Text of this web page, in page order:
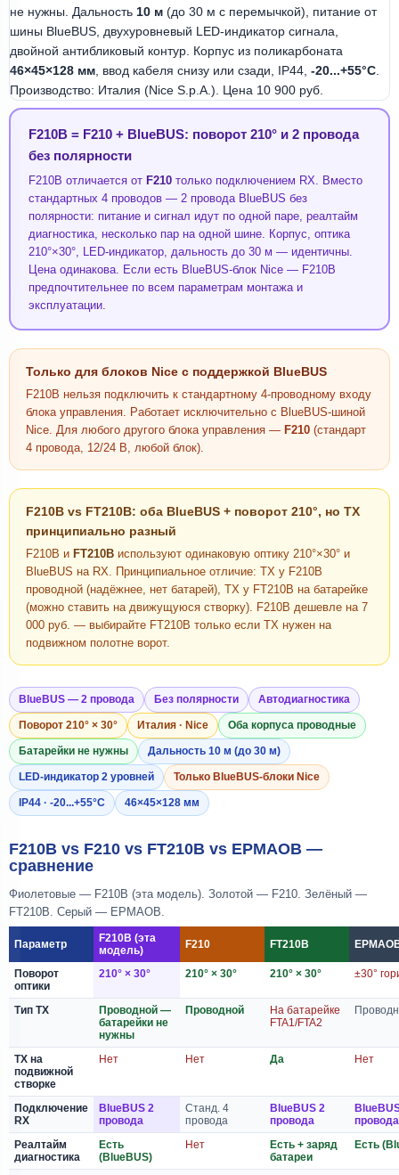
не нужны. Дальность 10 м (до 30 м с перемычкой), питание от
шины BlueBUS, двухуровневый LED-индикатор сигнала,
двойной антибликовый контур. Корпус из поликарбоната
46×45×128 мм , ввод кабеля снизу или сзади, IP44, -20...+55°C
Производство: Италия (Nice S.p.A.). Цена 10 900 руб.
F210B = F210 + BlueBUS: поворот 210° и 2 провода
без полярности
F210B отличается от F210 только подключением RX. Вместо
стандартных 4 проводов — 2 провода BlueBUS без
полярности: питание и сигнал идут по одной паре, реалтайм
диагностика, несколько пар на одной шине. Корпус, оптика
210°×30°, LED-индикатор, дальность до 30 м — идентичны.
Цена одинакова. Если есть BlueBUS-блок Nice — F210B
предпочтительнее по всем параметрам монтажа и
эксплуатации.
Только для блоков Nice с поддержкой BlueBUS
F210B нельзя подключить к стандартному 4-проводному входу
блока управления. Работает исключительно с BlueBUS-шиной
Nice. Для любого другого блока управления — F210 (стандарт
4 провода, 12/24 В, любой блок).
F210B vs FT210B: оба BlueBUS + поворот 210°, но TX
принципиально разный
F210B и FT210B используют одинаковую оптику 210°×30° и
BlueBUS на RX. Принципиальное отличие: TX у F210B
проводной (надёжнее, нет батарей), TX у FT210B на батарейке
(можно ставить на движущуюся створку). F210B дешевле на 7
000 руб. — выбирайте FT210B только если TX нужен на
подвижном полотне ворот.
BlueBUS — 2 провода Без полярности Автодиагностика
Поворот 210° × 30° Италия · Nice Оба корпуса проводные
Батарейки не нужны Дальность 10 м (до 30 м)
LED-индикатор 2 уровней Только BlueBUS-блоки Nice
IP44 · -20...+55°C 46×45×128 мм
F210B vs F210 vs FT210B vs EPMAOB —
сравнение
Фиолетовые — F210B (эта модель). Золотой — F210. Зелёный —
FT210B. Серый — EPMAOB.
Параметр
F210B (эта
модель)
F210 FT210B
Поворот
оптики
210° × 30° 210° × 30° 210° × 30° ±30°
Тип TX
Проводной —
батарейки не
нужны
Проводной
На батарейке
FTA1/FTA2
TX на
подвижной
створке
Нет Нет Да Нет
Подключение
RX
BlueBUS 2
провода
Станд. 4
провода
BlueBUS 2
провода
провода
Реалтайм
диагностика
Есть
(BlueBUS)
Нет
Есть + заряд
батареи
Есть